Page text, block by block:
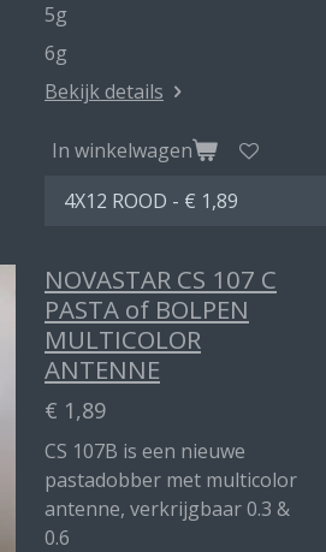
5g
6g
Bekijk details
In winkelwagen
NOVASTAR CS 107 C
PASTA of BOLPEN
MULTICOLOR
ANTENNE
€ 1,89
CS 107B is een nieuwe
pastadobber met multicolor
antenne, verkrijgbaar 0.3 &
0.6